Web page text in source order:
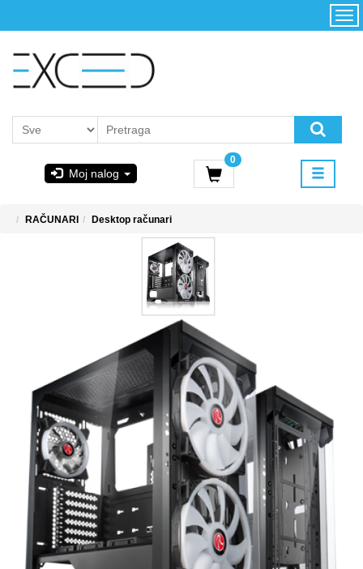
Moj nalog
0
Početna
korišćenja i
RAČUNARI Desktop računari